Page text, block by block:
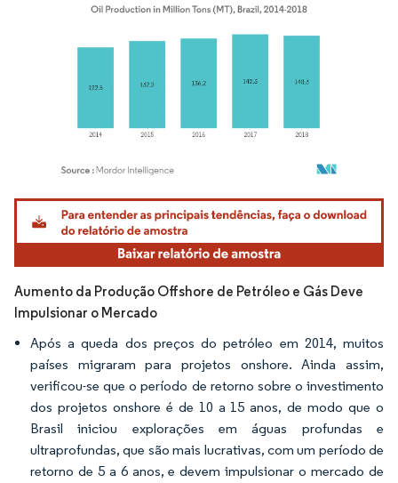
Imagem © Mordor Intelligence. O reuso requer atribuição conforme CC BY 4.0.
Aumento da Produção Offshore de Petróleo e Gás Deve
Impulsionar o Mercado
Após a queda dos preços do petróleo em 2014, muitos
países migraram para projetos onshore. Ainda assim,
verificou-se que o período de retorno sobre o investimento
dos projetos onshore é de 10 a 15 anos, de modo que o
Brasil iniciou explorações em águas profundas e
ultraprofundas, que são mais lucrativas, com um período de
retorno de 5 a 6 anos, e devem impulsionar o mercado de